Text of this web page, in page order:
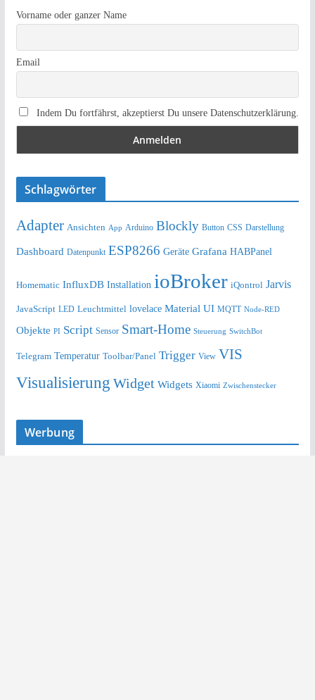
Vorname oder ganzer Name
Email
Indem Du fortfährst, akzeptierst Du unsere Datenschutzerklärung.
Schlagwörter
Adapter Ansichten App Arduino Blockly Button CSS Darstellung
Dashboard Datenpunkt ESP8266 Geräte Grafana HABPanel
Homematic InfluxDB Installation ioBroker iQontrol Jarvis
JavaScript LED Leuchtmittel lovelace Material UI MQTT Node-RED
Objekte PI Script Sensor Smart-Home Steuerung SwitchBot
Telegram Temperatur Toolbar/Panel Trigger View VIS
Visualisierung Widget Widgets Xiaomi Zwischenstecker
Werbung